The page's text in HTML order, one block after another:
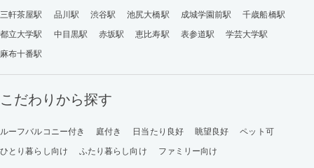
三軒茶屋駅 品川駅 渋谷駅 池尻大橋駅 成城学園前駅
千歳船橋駅
都立大学駅
中目黒駅 赤坂駅 恵比寿駅 表参道駅
学芸大学駅
麻布十番駅
こだわりから探す
ルーフバルコニー付き 庭付き 日当たり良好 眺望良好
ペット可
ひとり暮らし向け
ふたり暮らし向け ファミリー向け